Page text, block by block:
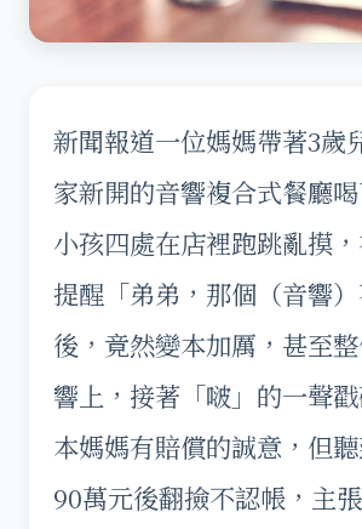
新聞報道一位媽媽帶著3歲
家新開的音響複合式餐廳
小孩四處在店裡跑跳亂摸
提醒「弟弟，那個（音響）
後，竟然變本加厲，甚至
響上，接著「啵」的一聲
本媽媽有賠償的誠意，但
90萬元後翻撿不認帳，主